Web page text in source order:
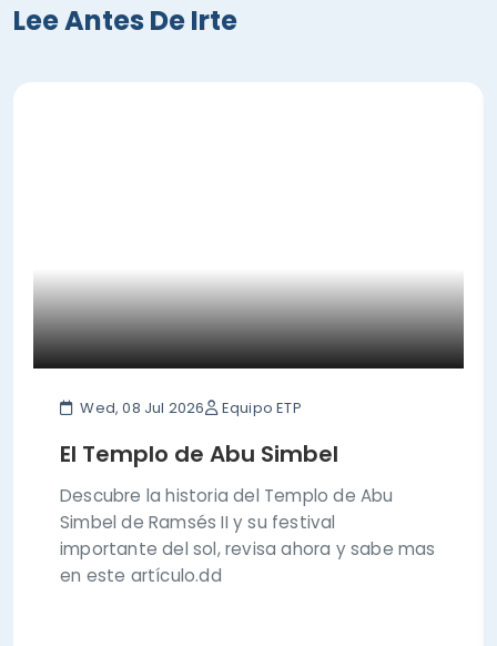
Lee Antes De Irte
Wed, 08 Jul 2026 Equipo ETP
El Templo de Abu Simbel
Descubre la historia del Templo de Abu
Simbel de Ramsés II y su festival
importante del sol, revisa ahora y sabe mas
en este artículo.dd